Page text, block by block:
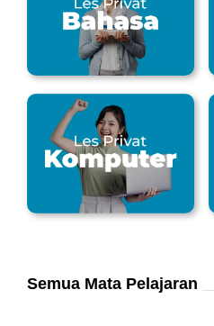
Semua Mata Pelajaran